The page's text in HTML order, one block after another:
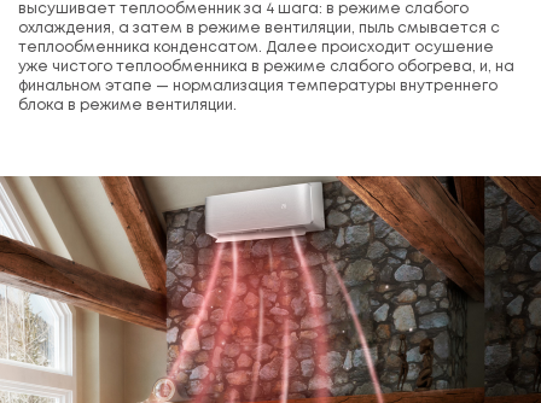
высушивает теплообменник за 4 шага: в режиме слабого
охлаждения, а затем в режиме вентиляции, пыль смывается с
теплообменника конденсатом. Далее происходит осушение
уже чистого теплообменника в режиме слабого обогрева, и, на
финальном этапе — нормализация температуры внутреннего
блока в режиме вентиляции.